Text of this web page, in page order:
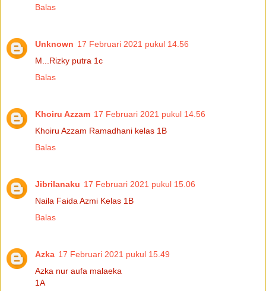
Balas
Unknown 17 Februari 2021 pukul 14.56
M...Rizky putra 1c
Balas
Khoiru Azzam 17 Februari 2021 pukul 14.56
Khoiru Azzam Ramadhani kelas 1B
Balas
Jibrilanaku 17 Februari 2021 pukul 15.06
Naila Faida Azmi Kelas 1B
Balas
Azka 17 Februari 2021 pukul 15.49
Azka nur aufa malaeka
1A